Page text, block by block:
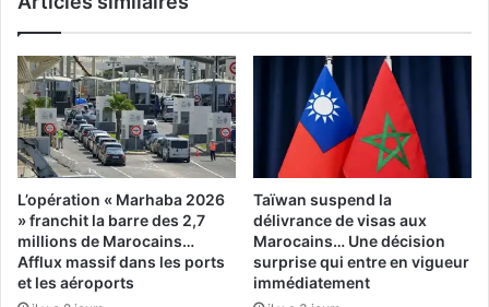
L’opération « Marhaba 2026
» franchit la barre des 2,7
millions de Marocains…
Afflux massif dans les ports
et les aéroports
Taïwan suspend la
délivrance de visas aux
Marocains… Une décision
surprise qui entre en vigueur
immédiatement